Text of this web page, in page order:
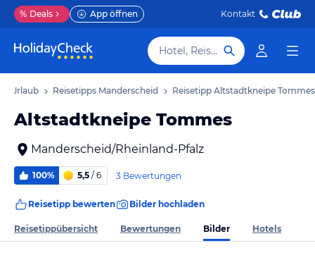
% Deals App öffnen Kontakt
Hotel, Reiseziel
Urlaub Reisetipps Manderscheid Reisetipp Altstadtkneipe Tommes
Altstadtkneipe Tommes
Manderscheid/Rheinland-Pfalz
100% 5,5 / 6 3 Bewertungen
Reisetipp bewerten Bilder hochladen
Reisetippübersicht Bewertungen Bilder Hotels